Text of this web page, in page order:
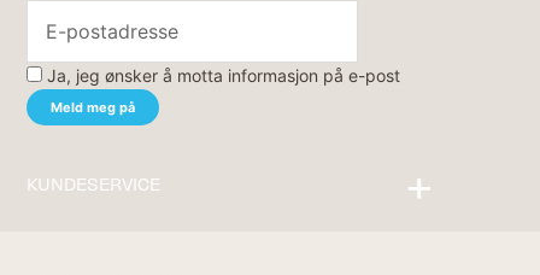
Ja, jeg ønsker å motta informasjon på e-post
KUNDESERVICE